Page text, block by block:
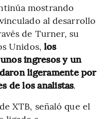
mostrando
al desarrollo
de Turner, su
Unidos, los
ingresos y un
ligeramente por
de los analistas.
XTB, señaló que el